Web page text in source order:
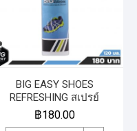
BIG EASY SHOES
REFRESHING สเปรย์
ทำความสะอาดและดับกลิ่น
ภายในรองเท้า
฿180.00